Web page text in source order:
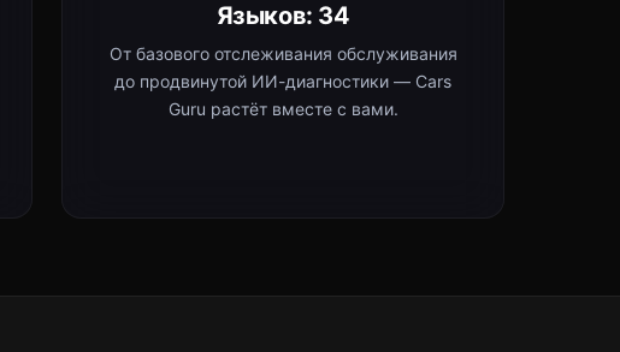
Языков: 34
От базового отслеживания обслуживания
до продвинутой ИИ-диагностики — Cars
Guru растёт вместе с вами.